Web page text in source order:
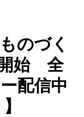
のづく
開始 全
配信中